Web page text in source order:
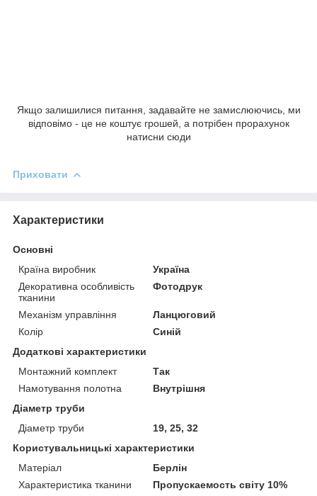
Якщо залишилися питання, задавайте не замислюючись, ми
відповімо - це не коштує грошей, а потрібен прорахунок
натисни сюди
Приховати
Характеристики
Основні
Країна виробник
Україна
Декоративна особливість
тканини
Фотодрук
Механізм управління
Ланцюговий
Колір
Синій
Додаткові характеристики
Монтажний комплект
Так
Намотування полотна
Внутрішня
Діаметр труби
Діаметр труби
19, 25, 32
Користувальницькі характеристики
Матеріал
Берлін
Характеристика тканини
Пропускаемость світу 10%